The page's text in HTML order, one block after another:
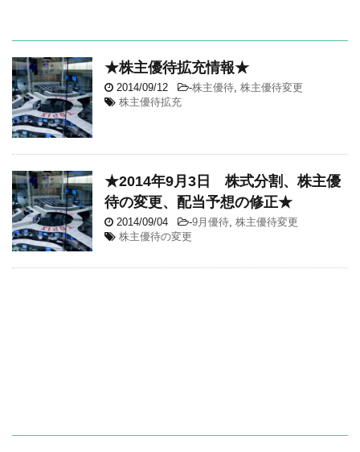
★株主優待拡充情報★
2014/09/12 -株主優待 株主優待変更
株主優待拡充
★2014年9月3日 株式分割、株主優
待の変更、配当予想の修正★
2014/09/04 -9月優待 株主優待変更
株主優待の変更